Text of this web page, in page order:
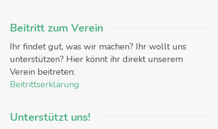
Beitritt zum Verein
Ihr findet gut, was wir machen? Ihr wollt uns
unterstützen? Hier könnt ihr direkt unserem
Verein beitreten:
Beitrittserklärung
Unterstützt uns!